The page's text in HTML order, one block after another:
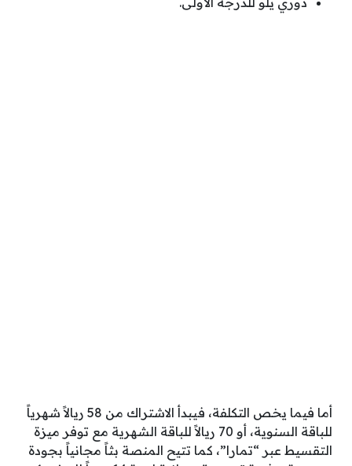
أما فيما يخص التكلفة، فيبدأ الاشتراك من 58 ريالاً شهرياً
للباقة السنوية، أو 70 ريالاً للباقة الشهرية مع توفر ميزة
التقسيط عبر “تمارا”، كما تتيح المنصة بثاً مجانياً بجودة